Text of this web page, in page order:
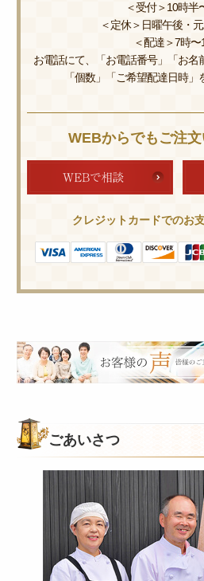
＜受付＞10時半
＜定休＞日曜午後・
＜配達＞7時〜
お電話にて、「お電話番号」「お名
「個数」「ご希望配達日時」
WEBからでもご注
クレジットカードでのお
皆
様
の
意
見
ごあいさつ